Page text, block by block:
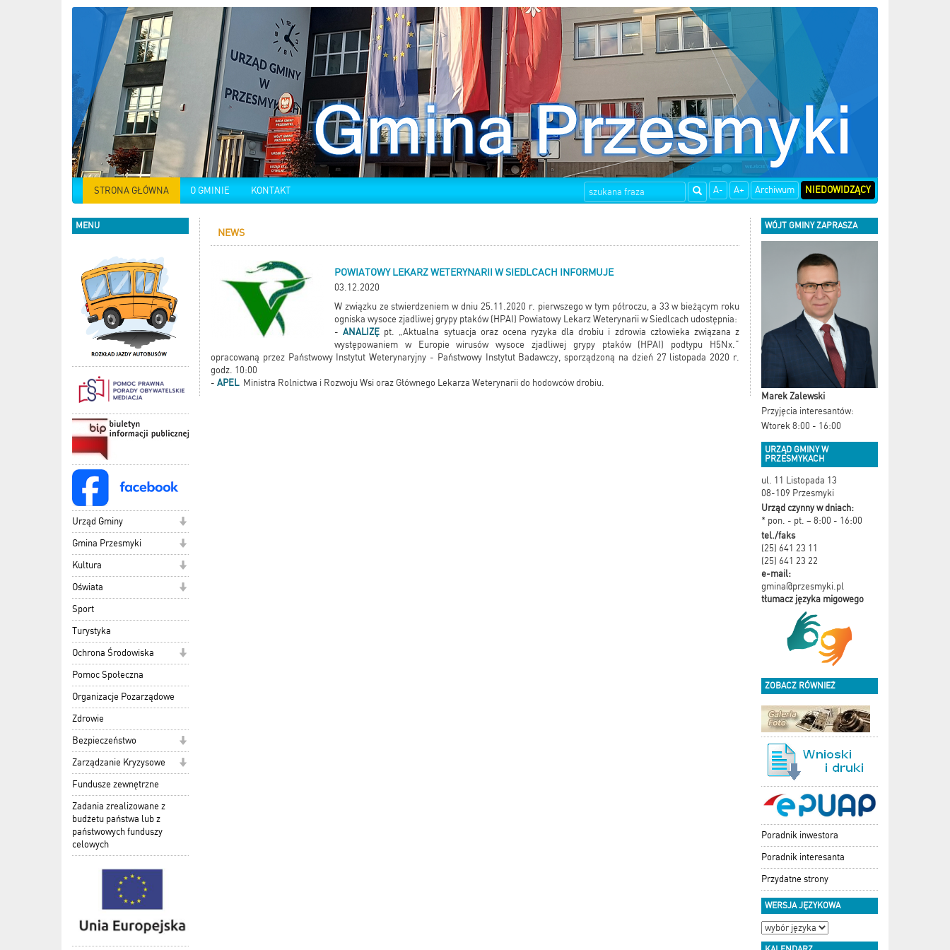
STRONA GŁÓWNA O GMINIE KONTAKT A- A+ Archiwum NIEDOWIDZĄCY
MENU
Urząd Gminy
Gmina Przesmyki
Kultura
Oświata
Sport
Turystyka
Ochrona Środowiska
Pomoc Społeczna
Organizacje Pozarządowe
Zdrowie
Bezpieczeństwo
Zarządzanie Kryzysowe
Fundusze zewnętrzne
Zadania zrealizowane z
budżetu państwa lub z
państwowych funduszy
celowych
NEWS
POWIATOWY LEKARZ WETERYNARII W SIEDLCACH INFORMUJE
03.12.2020
W związku ze stwierdzeniem w dniu 25.11.2020 r. pierwszego w tym półroczu, a 33 w bieżącym roku
ogniska wysoce zjadliwej grypy ptaków (HPAI) Powiatowy Lekarz Weterynarii w Siedlcach udostępnia:
-ANALIZĘ pt. „Aktualna sytuacja oraz ocena ryzyka dla drobiu i zdrowia człowieka związana z
występowaniem w Europie wirusów wysoce zjadliwej grypy ptaków (HPAI) podtypu H5Nx.”
opracowaną przez Państwowy Instytut Weterynaryjny - Państwowy Instytut Badawczy, sporządzoną na dzień 27 listopada 2020 r.
godz. 10:00
- APELMinistra Rolnictwa i Rozwoju Wsi oraz Głównego Lekarza Weterynarii do hodowców drobiu.
WÓJT GMINY ZAPRASZA
Marek Zalewski
Przyjęcia interesantów:
Wtorek 8:00 - 16:00
URZĄD GMINY W
PRZESMYKACH
ul. 11 Listopada 13
08-109 Przesmyki
Urząd czynny w dniach:
* pon. - pt. – 8:00 - 16:00
tel./faks
(25) 641 23 11
(25) 641 23 22
e-mail:
gmina@przesmyki.pl
tłumacz języka migowego
ZOBACZ RÓWNIEŻ
Poradnik inwestora
Poradnik interesanta
Przydatne strony
WERSJA JĘZYKOWA